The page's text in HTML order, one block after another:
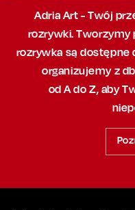
Adria Art - Twój
rozrywki.
rozrywka są dostępne
organizujemy z
od A do Z, aby